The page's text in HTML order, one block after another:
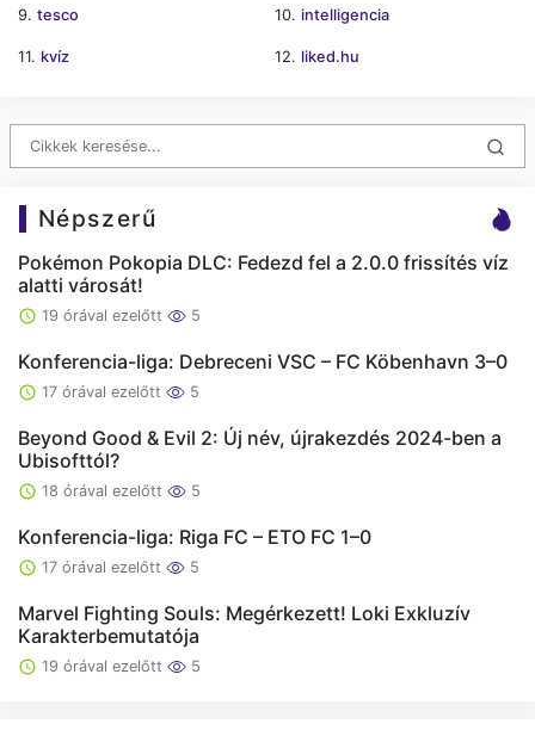
9. tesco 10. intelligencia
11. kvíz 12. liked.hu
Népszerű
Pokémon Pokopia DLC: Fedezd fel a 2.0.0 frissítés víz
alatti városát!
19 órával ezelőtt 5
Konferencia-liga: Debreceni VSC – FC Köbenhavn 3–0
17 órával ezelőtt 5
Beyond Good & Evil 2: Új név, újrakezdés 2024-ben a
Ubisofttól?
18 órával ezelőtt 5
Konferencia-liga: Riga FC – ETO FC 1–0
17 órával ezelőtt 5
Marvel Fighting Souls: Megérkezett! Loki Exkluzív
Karakterbemutatója
19 órával ezelőtt 5